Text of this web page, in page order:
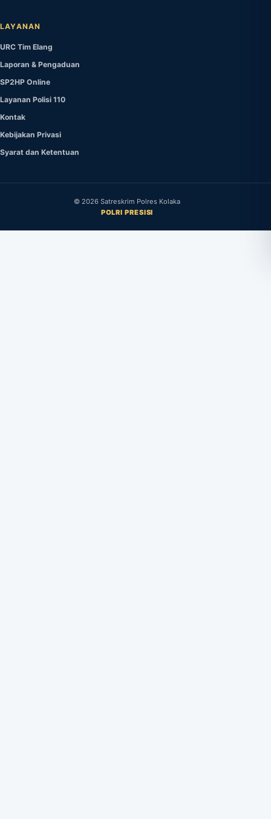
LAYANAN
URC Tim Elang
Laporan & Pengaduan
SP2HP Online
Layanan Polisi 110
Kontak
Kebijakan Privasi
Syarat dan Ketentuan
© 2026 Satreskrim Polres Kolaka
POLRI PRESISI